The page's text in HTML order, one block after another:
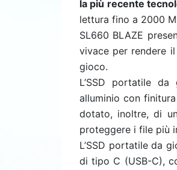
la più recente
lettura fino a 2000
SL660 BLAZE
vivace per rendere
gioco.
L’SSD portatile
alluminio con
dotato, inoltre, di
proteggere i file più
L’SSD portatile da
di tipo C (USB-C),